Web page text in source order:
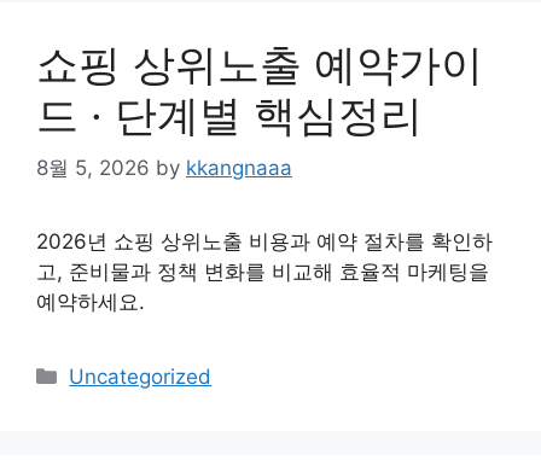
쇼핑 상위노출 예약가이
드 · 단계별 핵심정리
8월 5, 2026 by kkangnaaa
2026년 쇼핑 상위노출 비용과 예약 절차를 확인하
고, 준비물과 정책 변화를 비교해 효율적 마케팅을
예약하세요.
Categories
Uncategorized